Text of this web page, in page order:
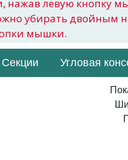
нажав левую кнопку
убирать двойным
мышки.
Секции Угловая